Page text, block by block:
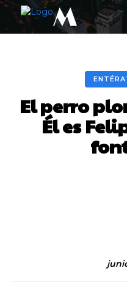
M
El perro
Él es